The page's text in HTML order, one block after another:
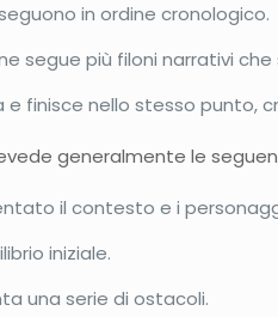
in ordine cronologico.
segue più filoni narrativi
e finisce nello stesso punto,
generalmente le
il contesto e i
iniziale.
una serie di ostacoli.